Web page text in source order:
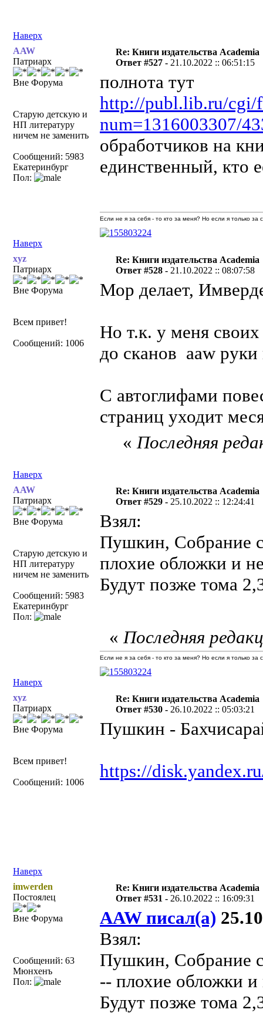
Наверх
AAW
Патриарх
Вне Форума
Старую детскую и
НП литературу
ничем не заменить
Сообщений: 5983
Екатеринбург
Пол:
Re: Книги издательства Academia
Ответ #527 - 21.10.2022 :: 06:51:15
полнота тут
http://publ.lib.ru/cgi/
num=1316003307/
обработчиков на
единственный, кто
Наверх
Если не я за себя - то кто за меня? Но если я только
xyz
Патриарх
Вне Форума
Всем привет!
Сообщений: 1006
Re: Книги издательства Academia
Ответ #528 - 21.10.2022 :: 08:07:58
Мор делает,
Но т.к. у меня
до сканов aaw руки
С автоглифами
страниц уходит
Наверх
«Последняя
AAW
Патриарх
Вне Форума
Старую детскую и
НП литературу
ничем не заменить
Сообщений: 5983
Екатеринбург
Пол:
Re: Книги издательства Academia
Ответ #529 - 25.10.2022 :: 12:24:41
Взял:
Пушкин, Собрание
плохие обложки и
Будут позже тома
Наверх
«Последняя
Если не я за себя - то кто за меня? Но если я только
xyz
Патриарх
Вне Форума
Всем привет!
Сообщений: 1006
Re: Книги издательства Academia
Ответ #530 - 26.10.2022 :: 05:03:21
Пушкин -
https://
Наверх
imwerden
Постоялец
Вне Форума
Сообщений: 63
Мюнхенъ
Пол:
Re: Книги издательства Academia
Ответ #531 - 26.10.2022 :: 16:09:31
AAW писал(а)
Взял:
Пушкин, Собрание
-- плохие обложки и
Будут позже тома